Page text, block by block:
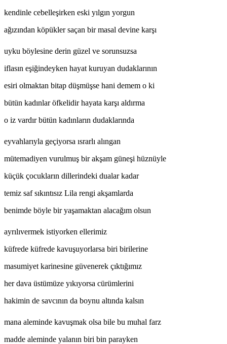
kendinle cebelleşirken eski yılgın yorgun
ağızından köpükler saçan bir masal devine karşı
uyku böylesine derin güzel ve sorunsuzsa
iflasın eşiğindeyken hayat kuruyan dudaklarının
esiri olmaktan bitap düşmüşse hani demem o ki
bütün kadınlar öfkelidir hayata karşı aldırma
o iz vardır bütün kadınların dudaklarında
eyvahlarıyla geçiyorsa ısrarlı alıngan
mütemadiyen vurulmuş bir akşam güneşi hüznüyle
küçük çocukların dillerindeki dualar kadar
temiz saf sıkıntısız Lila rengi akşamlarda
benimde böyle bir yaşamaktan alacağım olsun
ayrılıvermek istiyorken ellerimiz
küfrede küfrede kavuşuyorlarsa biri birilerine
masumiyet karinesine güvenerek çıktığımız
her dava üstümüze yıkıyorsa cürümlerini
hakimin de savcının da boynu altında kalsın
mana aleminde kavuşmak olsa bile bu muhal farz
madde aleminde yalanın biri bin parayken